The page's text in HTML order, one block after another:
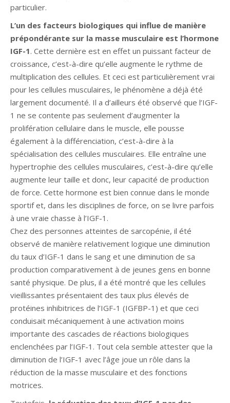
particulier.
L’un des facteurs biologiques qui influe de manière
prépondérante sur la masse musculaire est l’hormone
IGF-1. Cette dernière est en effet un puissant facteur de
croissance, c’est-à-dire qu’elle augmente le rythme de
multiplication des cellules. Et ceci est particulièrement vrai
pour les cellules musculaires, le phénomène a déjà été
largement documenté. Il a d’ailleurs été observé que l’IGF-
1 ne se contente pas seulement d’augmenter la
prolifération cellulaire dans le muscle, elle pousse
également à la différenciation, c’est-à-dire à la
spécialisation des cellules musculaires. Elle entraîne une
hypertrophie des cellules musculaires, c’est-à-dire qu’elle
augmente leur taille et donc, leur capacité de production
de force. Cette hormone est bien connue dans le monde
sportif et, dans les disciplines de force, on se livre parfois
à une vraie chasse à l’IGF-1.
Chez des personnes atteintes de sarcopénie, il été
observé de manière relativement logique une diminution
du taux d’IGF-1 dans le sang et une diminution de sa
production comparativement à de jeunes gens en bonne
santé physique. De plus, il a été montré que les cellules
vieillissantes présentaient des taux plus élevés de
protéines inhibitrices de l’IGF-1 (IGFBP-1) et que ceci
conduisait mécaniquement à une activation moins
importante des cascades de réactions biologiques
enclenchées par l’IGF-1. Tout cela semble attester que la
diminution de l’IGF-1 avec l’âge joue un rôle dans la
réduction de la masse musculaire et des fonctions
motrices.